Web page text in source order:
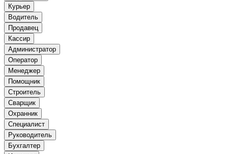
Курьер
Водитель
Продавец
Кассир
Администратор
Оператор
Менеджер
Помощник
Строитель
Сварщик
Охранник
Специалист
Руководитель
Бухгалтер